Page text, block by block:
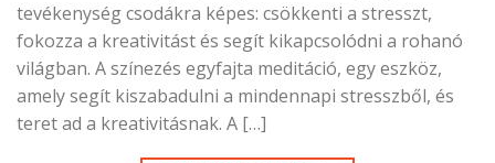
tevékenység csodákra képes: csökkenti a stresszt,
fokozza a kreativitást és segít kikapcsolódni a rohanó
világban. A színezés egyfajta meditáció, egy eszköz,
amely segít kiszabadulni a mindennapi stresszből, és
teret ad a kreativitásnak. A […]